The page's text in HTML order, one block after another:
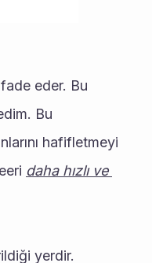
Bu
hafifletmeyi
daha hızlı ve